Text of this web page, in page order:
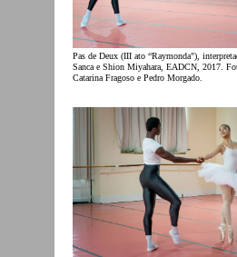
Pas de Deux (III ato “Raymonda"),
Sanca e Shion Miyahara, EADCN, 2017.
Catarina Fragoso e Pedro Morgado.